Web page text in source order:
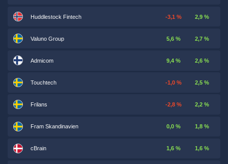
Huddlestock Fintech -3,1 % 2,9 %
Valuno Group 5,6 % 2,7 %
Admicom 9,4 % 2,6 %
Touchtech -1,0 % 2,5 %
Frilans -2,8 % 2,2 %
Fram Skandinavien 0,0 % 1,8 %
cBrain 1,6 % 1,6 %